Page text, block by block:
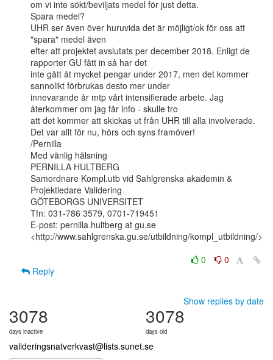
om vi inte sökt/beviljats medel för just detta.
Spara medel?
UHR ser även över huruvida det är möjligt/ok för oss att
"spara" medel även
efter att projektet avslutats per december 2018. Enligt de
rapporter GU fått in så har det
inte gått åt mycket pengar under 2017, men det kommer
sannolikt förbrukas desto mer under
innevarande år mtp vårt intensifierade arbete. Jag
återkommer om jag får info - skulle tro
att det kommer att skickas ut från UHR till alla involverade.
Det var allt för nu, hörs och syns framöver!
/Pernilla
Med vänlig hälsning
PERNILLA HULTBERG
Samordnare Kompl.utb vid Sahlgrenska akademin &
Projektledare Validering
GÖTEBORGS UNIVERSITET
Tfn: 031-786 3579, 0701-719451
E-post: pernilla.hultberg at gu.se
<http://www.sahlgrenska.gu.se/utbildning/kompl_utbildning/>
0
0
Reply
Show replies by date
3078
days inactive
3078
days old
valideringsnatverkvast@lists.sunet.se